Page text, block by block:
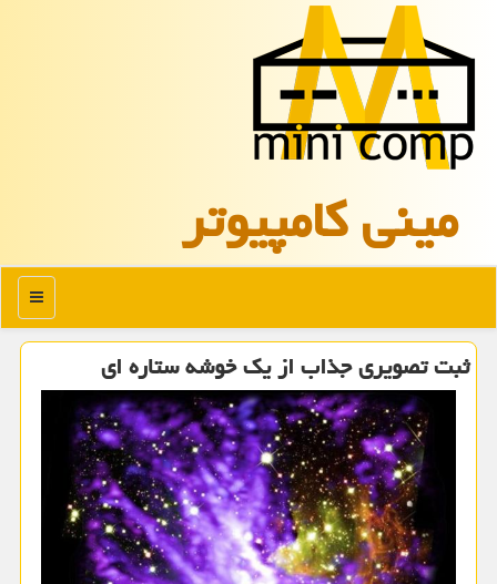
مینی كامپیوتر
منو
ثبت تصویری جذاب از یك خوشه ستاره ای